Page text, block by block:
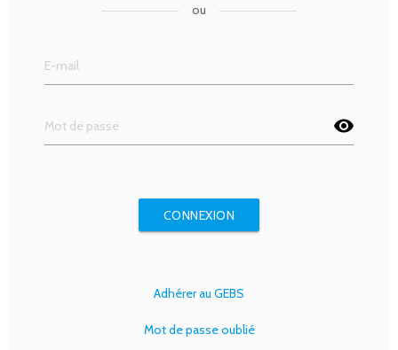
ou
visibility
CONNEXION
Adhérer au GEBS
Mot de passe oublié